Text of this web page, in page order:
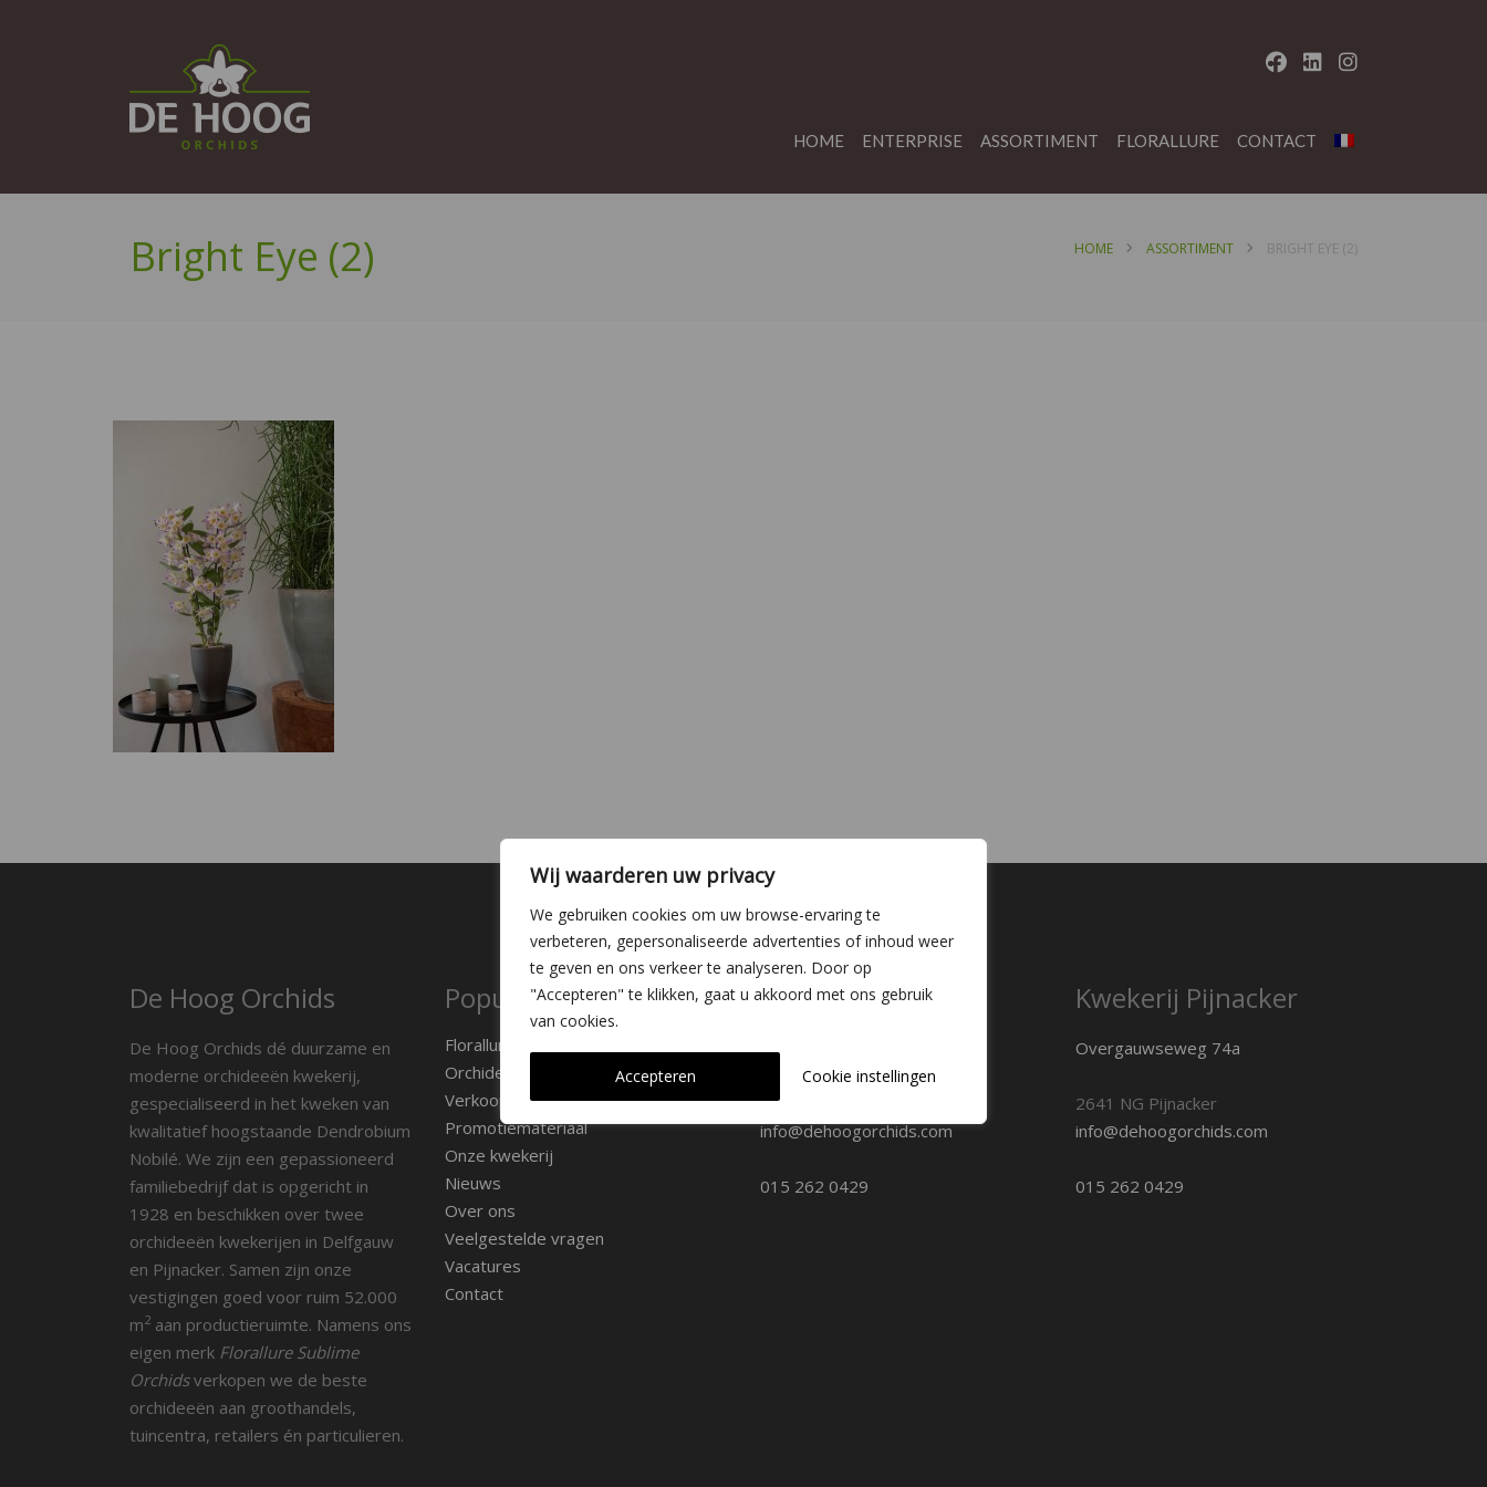
Wij waarderen uw privacy
We gebruiken cookies om uw browse-ervaring te
verbeteren, gepersonaliseerde advertenties of inhoud weer
te geven en ons verkeer te analyseren. Door op
"Accepteren" te klikken, gaat u akkoord met ons gebruik
van cookies.
Cookie instellingen
Accepteren
HOME ENTERPRISE ASSORTIMENT FLORALLURE CONTACT
Bright Eye (2) HOME ASSORTIMENT BRIGHT EYE (2)
De Hoog Orchids
De Hoog Orchids dé duurzame en
moderne orchideeën kwekerij,
gespecialiseerd in het kweken van
kwalitatief hoogstaande Dendrobium
Nobilé. We zijn een gepassioneerd
familiebedrijf dat is opgericht in
1928 en beschikken over twee
orchideeën kwekerijen in Delfgauw
en Pijnacker. Samen zijn onze
vestigingen goed voor ruim 52.000
m2 aan productieruimte. Namens ons
eigen merk Florallure Sublime
Orchidsverkopen we de beste
orchideeën aan groothandels,
tuincentra, retailers én particulieren.
Populaire pagina's
Florallure
Orchidee soorten
Verkooppunten
Promotiemateriaal
Onze kwekerij
Nieuws
Over ons
Veelgestelde vragen
Vacatures
Contact
Kwekerij Delfgauw
Vrederustlaan 10
2645 AW Delfgauw
info@dehoogorchids.com
015 262 0429
Kwekerij Pijnacker
Overgauwseweg 74a
2641 NG Pijnacker
info@dehoogorchids.com
015 262 0429